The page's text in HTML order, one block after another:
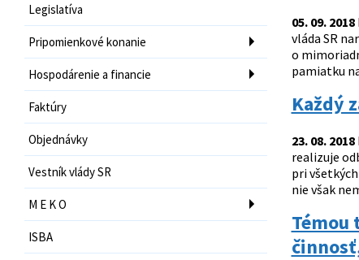
Legislatíva
Pripomienkové konanie
Hospodárenie a financie
Faktúry
Objednávky
Vestník vlády SR
M E K O
ISBA
05. 09. 2018
vláda SR
o
pamiatku
Každý
23. 08. 2018
realizuje
pri
nie však